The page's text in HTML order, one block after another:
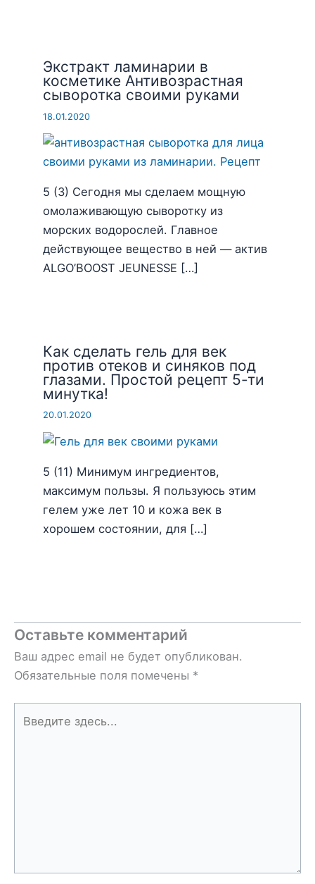
Экстракт ламинарии в
косметике Антивозрастная
сыворотка своими руками
18.01.2020
5 (3) Сегодня мы сделаем мощную
омолаживающую сыворотку из
морских водорослей. Главное
действующее вещество в ней — актив
ALGO’BOOST JEUNESSE […]
Как сделать гель для век
против отеков и синяков под
глазами. Простой рецепт 5-ти
минутка!
20.01.2020
5 (11) Минимум ингредиентов,
максимум пользы. Я пользуюсь этим
гелем уже лет 10 и кожа век в
хорошем состоянии, для […]
Оставьте комментарий
Ваш адрес email не будет опубликован.
Обязательные поля помечены *
здесь...